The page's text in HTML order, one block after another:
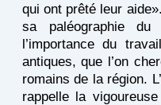
qui ont prêté leur
sa paléographie
l’importance du
antiques, que l’on
romains de la région.
rappelle la